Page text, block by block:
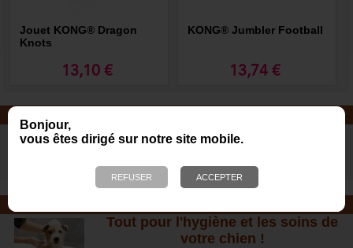
Bonjour,
vous êtes dirigé sur notre site mobile.
Jouet KONG® Dragon
Knots
13,10 €
KONG® Jumbler Football
13,74 €
JOUETS EN CORDE
De nombreuses nouveautés pour
des heures de jeux avec votre chien
!
SOINS ET SHAMPOOING
Tout pour l'hygiène et les soins de
votre chien !